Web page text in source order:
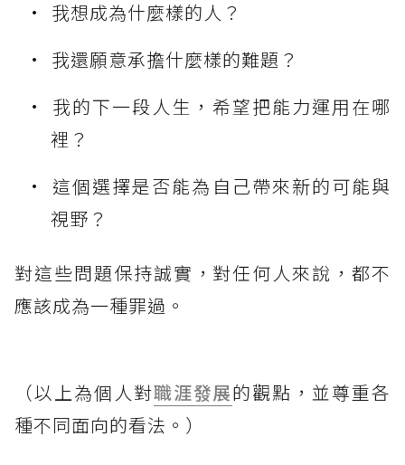
我想成為什麼樣的人？
我還願意承擔什麼樣的難題？
我的下一段人生，希望把能力運用在哪
裡？
這個選擇是否能為自己帶來新的可能與
視野？
對這些問題保持誠實，對任何人來說，都不
應該成為一種罪過。
（以上為個人對職涯發展的觀點，並尊重各
種不同面向的看法。）